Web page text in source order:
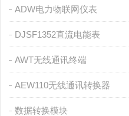
ADW电力物联网仪表
DJSF1352直流电能表
AWT无线通讯终端
AEW110无线通讯转换器
数据转换模块